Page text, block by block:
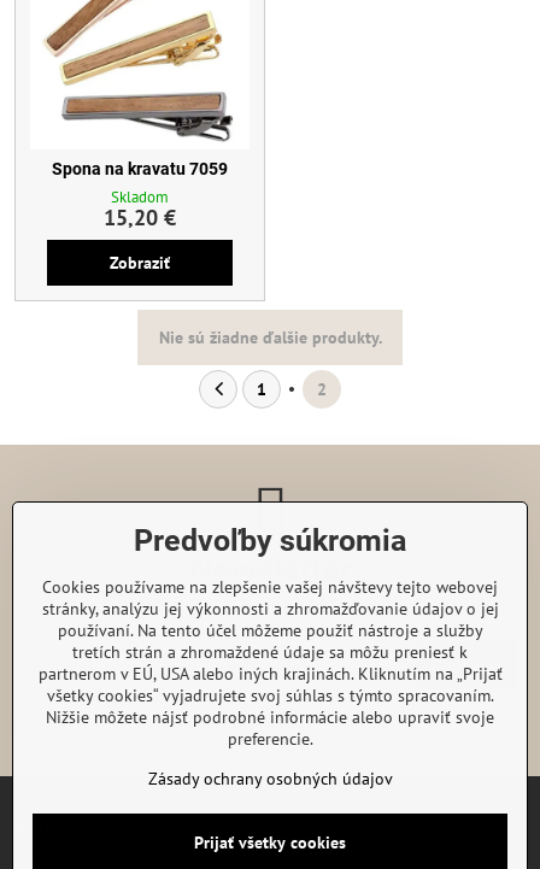
Spona na kravatu 7059
Skladom
15,20 €
Zobraziť
Nie sú žiadne ďalšie produkty.
1 2
Newsletter
Odoberať naše novinky:
Odoberať
Chcem sa prihlásiť k odberu noviniek e-mailom
Predvoľby súkromia
Cookies používame na zlepšenie vašej návštevy tejto webovej
stránky, analýzu jej výkonnosti a zhromažďovanie údajov o jej
používaní. Na tento účel môžeme použiť nástroje a služby
tretích strán a zhromaždené údaje sa môžu preniesť k
partnerom v EÚ, USA alebo iných krajinách. Kliknutím na „Prijať
všetky cookies“ vyjadrujete svoj súhlas s týmto spracovaním.
Nižšie môžete nájsť podrobné informácie alebo upraviť svoje
preferencie.
Zásady ochrany osobných údajov
Prijať všetky cookies